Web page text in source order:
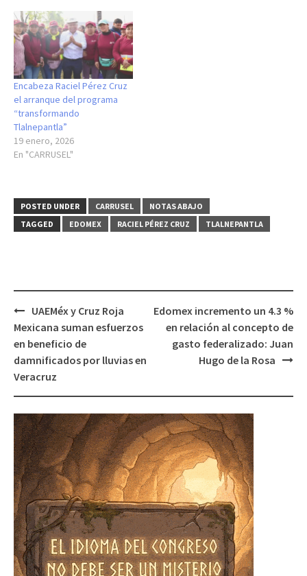
Encabeza Raciel Pérez Cruz
el arranque del programa
“transformando
Tlalnepantla”
19 enero, 2026
En "CARRUSEL"
POSTED UNDER CARRUSEL
NOTAS ABAJO
TAGGED
EDOMEX RACIEL PÉREZ CRUZ TLALNEPANTLA
Post
navigation
UAEMéx y Cruz Roja
Mexicana suman esfuerzos
en beneficio de
damnificados por lluvias en
Veracruz
Edomex incremento un 4.3 %
en relación al concepto de
gasto federalizado: Juan
Hugo de la Rosa